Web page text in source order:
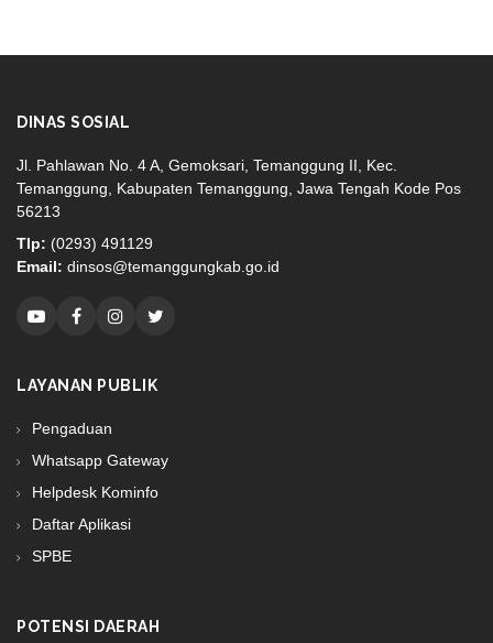
DINAS SOSIAL
Jl. Pahlawan No. 4 A, Gemoksari, Temanggung II, Kec.
Temanggung, Kabupaten Temanggung, Jawa Tengah Kode Pos
56213
Tlp: (0293) 491129
Email: dinsos@temanggungkab.go.id
LAYANAN PUBLIK
Pengaduan
Whatsapp Gateway
Helpdesk Kominfo
Daftar Aplikasi
SPBE
POTENSI DAERAH